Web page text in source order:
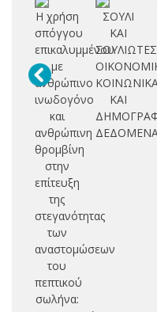
Η χρήση
σπόγγου
επικαλυμμένου
με
ανθρώπινο
ινωδογόνο
και
ανθρώπινη
θρομβίνη
στην
επίτευξη
της
στεγανότητας
των
αναστομώσεων
του
πεπτικού
σωλήνα:
ΣΟΥΛΙ
ΚΑΙ
ΚΑΙ